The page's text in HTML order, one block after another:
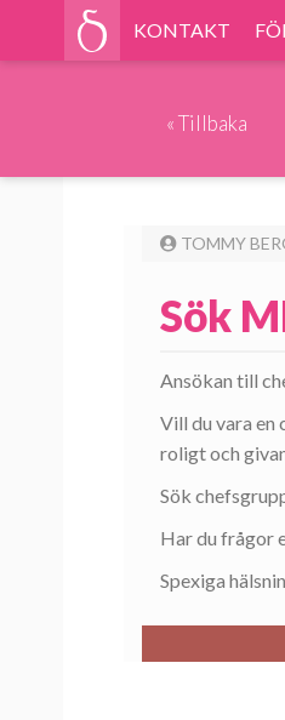
KONTAKT
«Tillbaka
TOMMY
Sök
Ansökan till
Vill du vara en
roligt och
Sök
Har du frågor
Spexiga